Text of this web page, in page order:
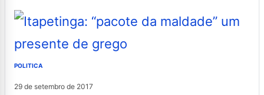
POLITICA
29 de setembro de 2017